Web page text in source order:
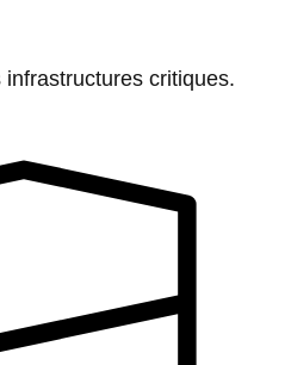
critiques.